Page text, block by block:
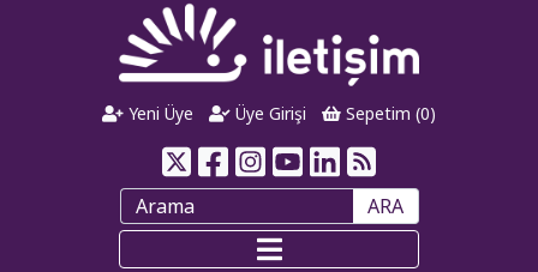
Yeni Üye Üye Girişi Sepetim (0)
ARA